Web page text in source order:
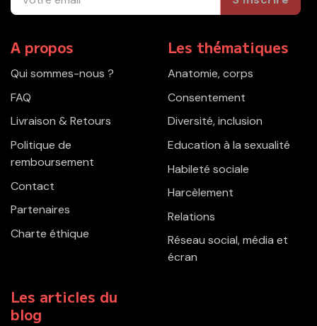
A propos
Qui sommes-nous ?
FAQ
Livraison & Retours
Politique de
remboursement
Contact
Partenaires
Charte éthique
Les thématiques
Anatomie, corps
Consentement
Diversité, inclusion
Education à la sexualité
Habileté sociale
Harcèlement
Relations
Réseau social, média et
écran
Les articles du
blog